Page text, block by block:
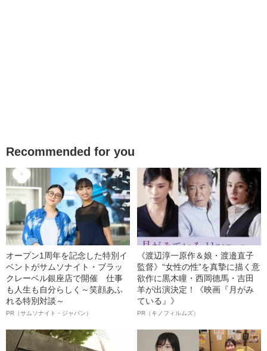
Recommended for you
オープン1周年を記念した特別イ
ベントがサムソナイト・ブラッ
クレーベル銀座店で開催 仕事
も人生も自分らしく～笑顔あふ
れる特別対談～
PR（サムソナイト・ジャパン）
《渡辺淳一原作＆娘・渡邉直子
監督》“女性の性”を真摯に描く意
欲作に黒木瞳・西岡德馬・吉田
羊が出演決定！《映画『月がみ
ている』》
PR（キノフィルムズ）